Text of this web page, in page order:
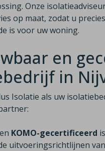
Onze
op maat, zodat u
is voor uw woning.
en
in
Isolatie als uw
KOMO-gecertificeerd
uitvoeringsrichtlijnen